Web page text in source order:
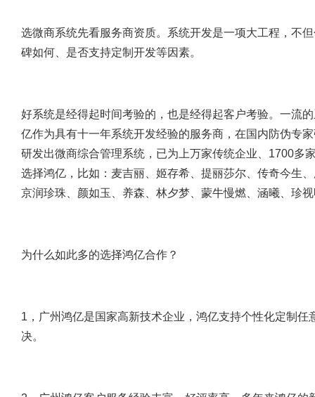
选微商系统先看服务商资质。系统开发是一项大工程，不
碑如何、是否支持定制开发等因素。
好系统是经得起时间考验的，也是经得起客户考验。一流
亿作为具有十一年系统开发经验的服务商，在国内防伪专
研发出微商综合管理系统，已为上万家传统企业、1700多
选择鸿亿，比如：麦吉丽、姬存希、提丽莎尔、传奇今生
京润珍珠、颜如玉、养森、林夕梦、蒙牛慢燃、涵曦、珍
为什么如此多的选择鸿亿合作？
1，广州鸿亿是国家高新技术企业，鸿亿支持个性化定制
决。